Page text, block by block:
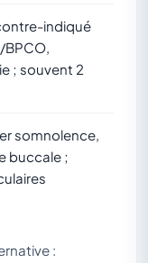
indiqué
; souvent 2
somnolence,
buccale ;
: